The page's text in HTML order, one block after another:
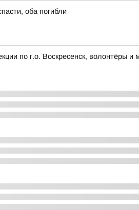
оба погибли
по г.о. Воскресенск,